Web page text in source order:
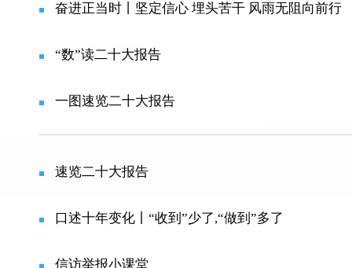
奋进正当时丨坚定信心 埋头苦干 风雨无阻向前行
“数”读二十大报告
一图速览二十大报告
速览二十大报告
口述十年变化丨“收到”少了,“做到”多了
信访举报小课堂